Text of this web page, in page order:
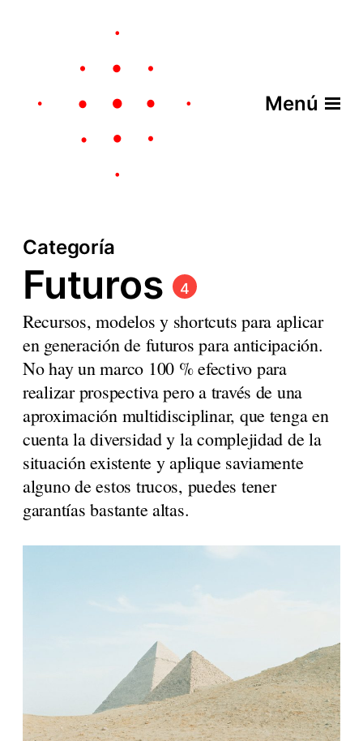
Menú
Categoría
Futuros 4
Recursos, modelos y shortcuts para aplicar
en generación de futuros para anticipación.
No hay un marco 100 % efectivo para
realizar prospectiva pero a través de una
aproximación multidisciplinar, que tenga en
cuenta la diversidad y la complejidad de la
situación existente y aplique saviamente
alguno de estos trucos, puedes tener
garantías bastante altas.